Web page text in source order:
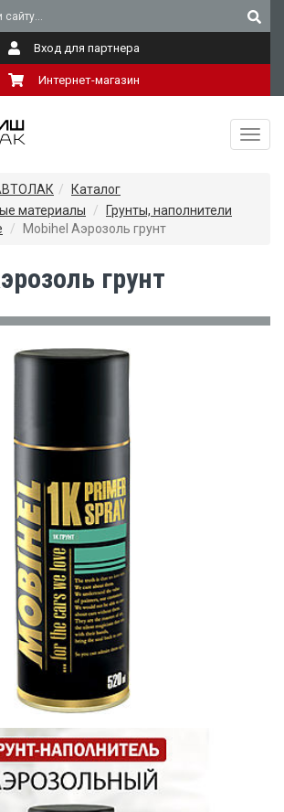
Вход для партнера
Интернет-магазин
Каталог
материалы
Грунты, наполнители
Mobihel Аэрозоль грунт
грунт